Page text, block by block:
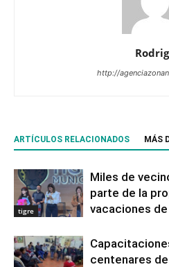
http://
ARTÍCULOS RELACIONADOS MÁS
tigre
Miles de
parte de la
vacaciones
centenares